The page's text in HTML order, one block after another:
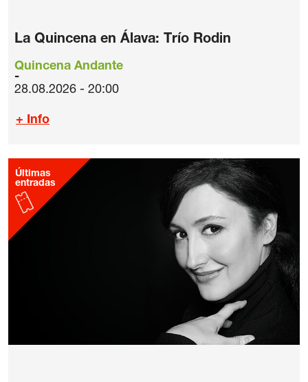
La Quincena en Álava: Trío Rodin
Quincena Andante
28.08.2026 - 20:00
+ Info
Últimas
entradas